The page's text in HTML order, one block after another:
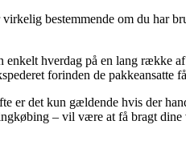
bestemmende om du har
hverdag på en lang række
forinden de pakkeansatte
er det kun gældende hvis der
– vil være at få bragt dine